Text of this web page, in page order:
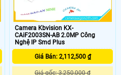
Camera Kbvision KX-
CAiF2003SN-AB 2.0MP Công
Nghệ IP Smd Plus
Giá Bán: 2,112,500 ₫
Giá gốc: 3,250,000 ₫